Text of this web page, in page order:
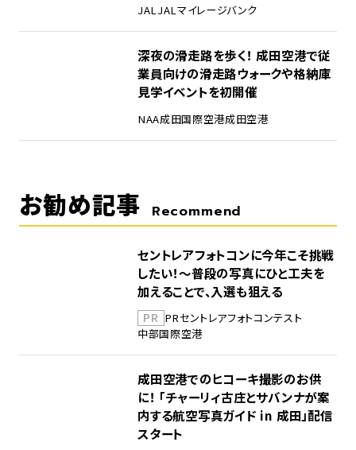
JALJALマイレージバンク
深夜の滑走路を歩く！ 成田空港で従
業員向けの滑走路ウォークや格納庫
見学イベントを初開催
NAA成田国際空港成田空港
お勧め記事 Recommend
セントレアフォトコンに今年こそ挑戦
したい！～普段の写真にひと工夫を
加えることで、入選も狙える
PR PRセントレアフォトコンテスト
中部国際空港
成田空港でのヒコーキ撮影のお供
に！ 「チャーリィ古庄とサバンナが案
内する航空写真ガイド in 成田」配信
スタート